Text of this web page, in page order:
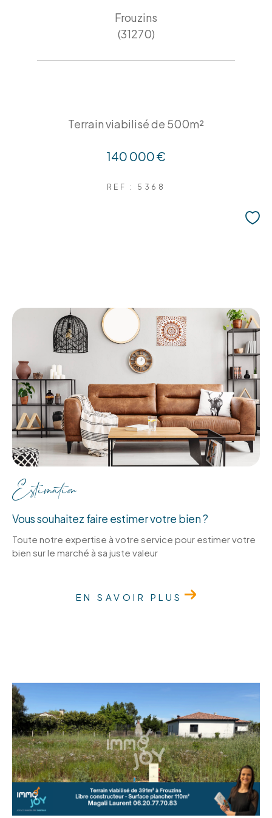
Frouzins
(31270)
Terrain viabilisé de 500m²
140 000 €
REF : 5368
Estimation
Vous souhaitez faire estimer votre bien ?
Toute notre expertise à votre service pour estimer votre
bien sur le marché à sa juste valeur
EN SAVOIR PLUS